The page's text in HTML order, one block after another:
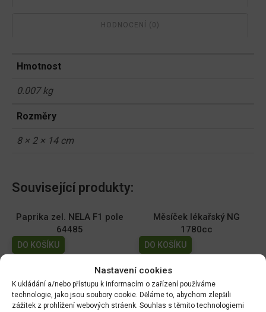
Nastavení cookies
K ukládání a/nebo přístupu k informacím o zařízení používáme
technologie, jako jsou soubory cookie. Děláme to, abychom zlepšili
zážitek z prohlížení webových stráenk. Souhlas s těmito technologiemi
HODNOCENÍ (0)
Hmotnost
0.007 kg
Rozměry
8 × 2 × 14 cm
Související produkty:
Paprika zel. NELA F1 pole
64485
DO KOŠÍKU
Měsíček lékařský NG
1780cc
DO KOŠÍKU
Dobrá semena - Kiwano -
africká okurka 10s 2257
Dobrá semena - Sója
Edamame - Chiba Green
10g 3972